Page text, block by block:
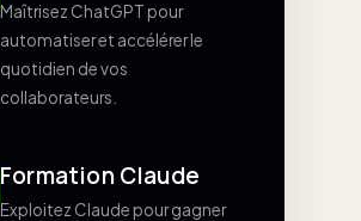
Maîtrisez ChatGPT pour
automatiser et accélérer le
quotidien de vos
collaborateurs.
Formation Claude
Exploitez Claude pour gagner